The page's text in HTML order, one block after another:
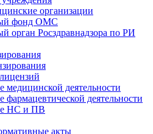
организации
фонд ОМС
орган Росздравнадзора по РИ
медицинской деятельности
фармацевтической деятельности
НС и ПВ
акты